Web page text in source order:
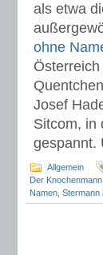
als etwa
ohne
Josef
Sitcom, in
gespannt.
Allgemein
Der Knochenmann
Namen Stermann